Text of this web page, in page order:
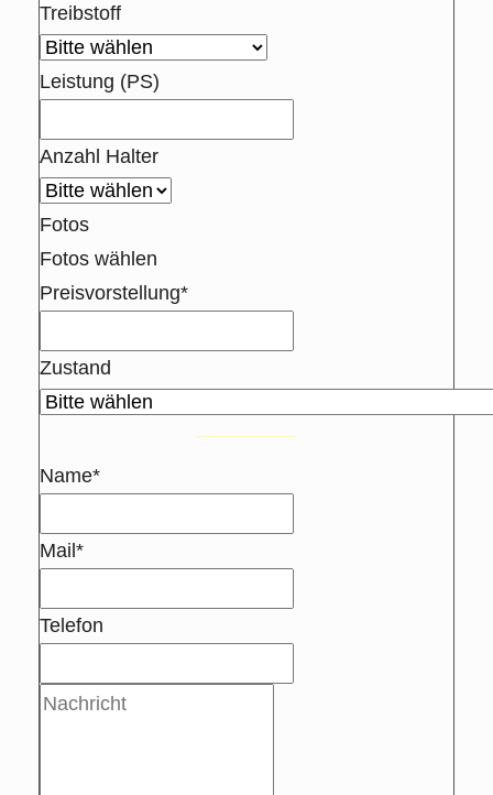
Treibstoff
Leistung (PS)
Anzahl Halter
Fotos
Fotos wählen
Preisvorstellung*
Zustand
Name*
Mail*
Telefon